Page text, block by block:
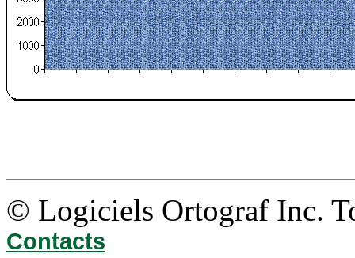
© Logiciels Ortograf Inc.
Contacts